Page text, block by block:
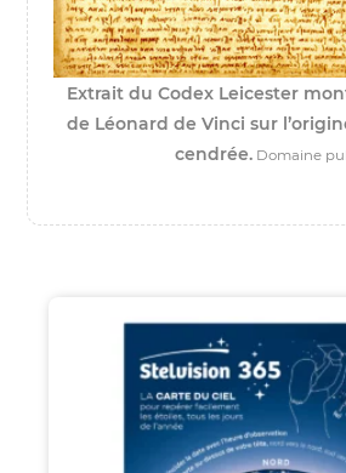
Extrait du Codex Leicester
de Léonard de Vinci sur
cendrée.Domaine